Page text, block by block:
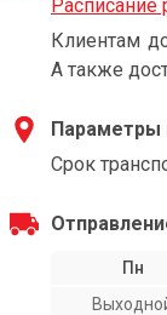
Расписание
Клиентам
А также
Параметры
Срок
Пн